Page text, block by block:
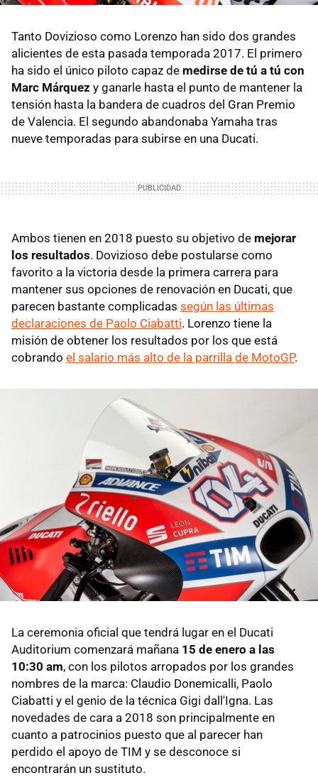
Tanto Dovizioso como Lorenzo han sido dos grandes
alicientes de esta pasada temporada 2017. El primero
ha sido el único piloto capaz de medirse de tú a tú con
Marc Márquez y ganarle hasta el punto de mantener la
tensión hasta la bandera de cuadros del Gran Premio
de Valencia. El segundo abandonaba Yamaha tras
nueve temporadas para subirse en una Ducati.
Ambos tienen en 2018 puesto su objetivo de mejorar
los resultados. Dovizioso debe postularse como
favorito a la victoria desde la primera carrera para
mantener sus opciones de renovación en Ducati, que
parecen bastante complicadas según las últimas
declaraciones de Paolo Ciabatti. Lorenzo tiene la
misión de obtener los resultados por los que está
cobrando el salario más alto de la parrilla de MotoGP.
La ceremonia oficial que tendrá lugar en el Ducati
Auditorium comenzará mañana 15 de enero a las
10:30 am, con los pilotos arropados por los grandes
nombres de la marca: Claudio Donemicalli, Paolo
Ciabatti y el genio de la técnica Gigi dall'Igna. Las
novedades de cara a 2018 son principalmente en
cuanto a patrocinios puesto que al parecer han
perdido el apoyo de TIM y se desconoce si
encontrarán un sustituto.